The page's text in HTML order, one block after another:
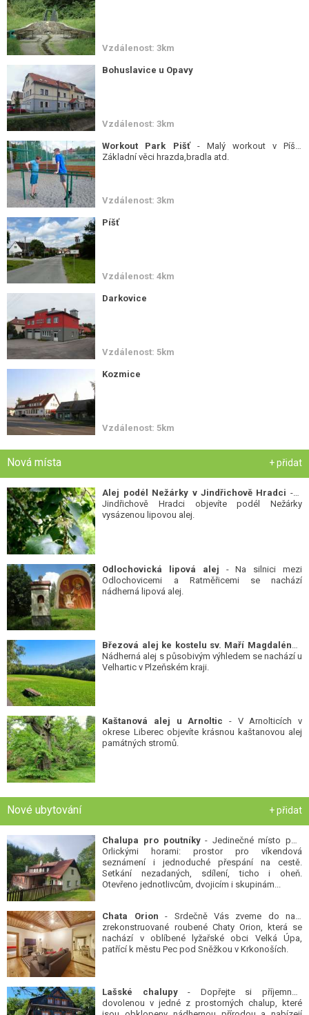
Vzdálenost: 3km
Bohuslavice u Opavy
Vzdálenost: 3km
Workout Park Pišť- Malý workout v Píšti.
Základní věci hrazda,bradla atd.
Vzdálenost: 3km
Píšť
Vzdálenost: 4km
Darkovice
Vzdálenost: 5km
Kozmice
Vzdálenost: 5km
Nová místa + přidat
Alej podél Nežárky v Jindřichově Hradci - V
Jindřichově Hradci objevíte podél Nežárky
vysázenou lipovou alej.
Odlochovická lipová alej - Na silnici mezi
Odlochovicemi a Ratměřicemi se nachází
nádherná lipová alej.
Nádherná alej s působivým výhledem se nachází u
Velhartic v Plzeňském kraji.
Kaštanová alej u Arnoltic - V Arnolticích v
okrese Liberec objevíte krásnou kaštanovou alej
památných stromů.
Nové ubytování + přidat
Chalupa pro poutníky- Jedinečné místo pod
Orlickými horami: prostor pro víkendová
seznámení i jednoduché přespání na cestě.
Setkání nezadaných, sdílení, ticho i oheň.
Otevřeno jednotlivcům, dvojicím i skupinám...
Chata Orion - Srdečně Vás zveme do naší
zrekonstruované roubené Chaty Orion, která se
nachází v oblíbené lyžařské obci Velká Úpa,
patřící k městu Pec pod Sněžkou v Krkonoších.
Lašské chalupy- Dopřejte si příjemnou
dovolenou v jedné z prostorných chalup, které